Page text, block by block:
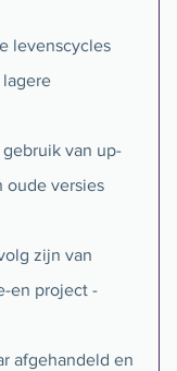
levenscycles
van up-
oude versies
zijn van
en project -
afgehandeld en